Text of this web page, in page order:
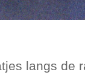
langs de